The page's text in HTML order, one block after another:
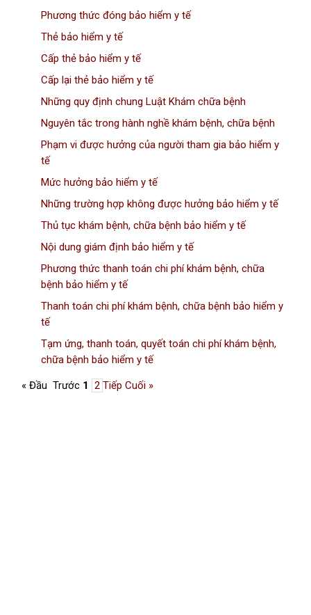
Phương thức đóng bảo hiểm y tế
Thẻ bảo hiểm y tế
Cấp thẻ bảo hiểm y tế
Cấp lại thẻ bảo hiểm y tế
Những quy định chung Luật Khám chữa bệnh
Nguyên tắc trong hành nghề khám bệnh, chữa bệnh
Phạm vi được hưởng của người tham gia bảo hiểm y
tế
Mức hưởng bảo hiểm y tế
Những trường hợp không được hưởng bảo hiểm y tế
Thủ tục khám bệnh, chữa bệnh bảo hiểm y tế
Nội dung giám định bảo hiểm y tế
Phương thức thanh toán chi phí khám bệnh, chữa
bệnh bảo hiểm y tế
Thanh toán chi phí khám bệnh, chữa bệnh bảo hiểm y
tế
Tạm ứng, thanh toán, quyết toán chi phí khám bệnh,
chữa bệnh bảo hiểm y tế
« Đầu Trước 1 2 Tiếp Cuối »